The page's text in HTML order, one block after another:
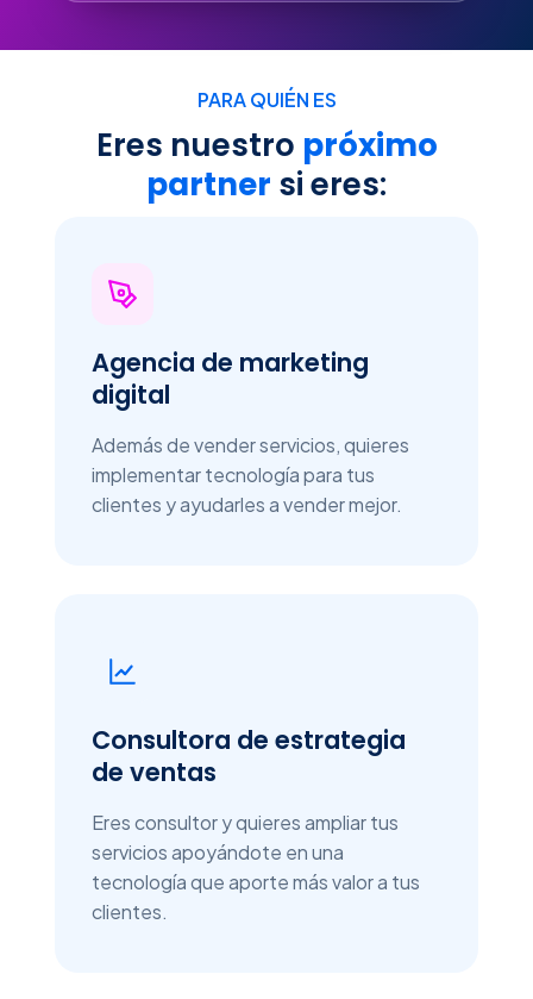
PARA QUIÉN ES
Eres nuestro próximo
partner si eres:
Agencia de marketing
digital
Además de vender servicios, quieres
implementar tecnología para tus
clientes y ayudarles a vender mejor.
Consultora de estrategia
de ventas
Eres consultor y quieres ampliar tus
servicios apoyándote en una
tecnología que aporte más valor a tus
clientes.